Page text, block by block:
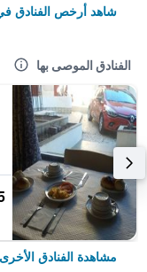
شاهد أرخص الفنادق
الفنادق الموصى بها
مشاهدة الفنادق